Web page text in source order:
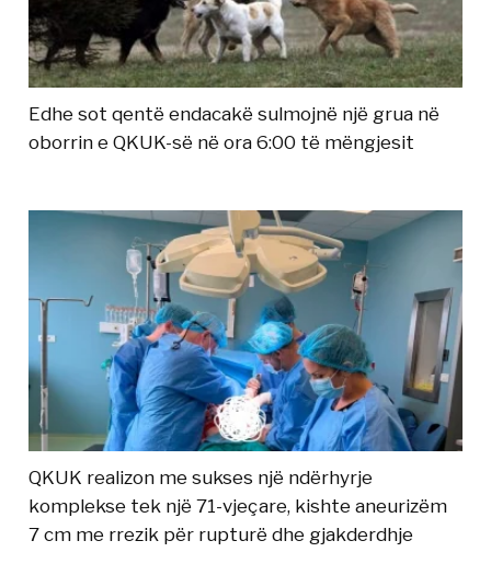
Edhe sot qentë endacakë sulmojnë një grua në
oborrin e QKUK-së në ora 6:00 të mëngjesit
QKUK realizon me sukses një ndërhyrje
komplekse tek një 71-vjeçare, kishte aneurizëm
7 cm me rrezik për rupturë dhe gjakderdhje